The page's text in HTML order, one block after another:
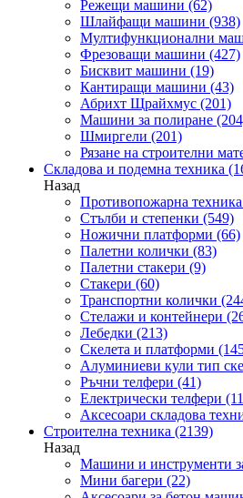
Режещи машини (62)
Шлайфащи машини (938)
Мултифункционални
Фрезоващи машини (427)
Бисквит машини (19)
Кантиращи машини (43)
Абрихт Щрайхмус (201)
Машини за полиране
Шмиргели (201)
Рязане на строителни
Складова и подемна техника
Назад
Противопожарна техника
Стълби и степенки (549)
Ножични платформи (66)
Палетни колички (83)
Палетни стакери (9)
Стакери (60)
Транспортни колички
Стелажи и контейнери
Лебедки (213)
Скелета и платформи
Алуминиеви кули тип
Ръчни телфери (41)
Електрически телфери
Аксесоари складова
Строителна техника (2139)
Назад
Машини и инструменти
Мини багери (22)